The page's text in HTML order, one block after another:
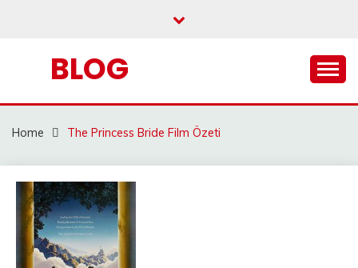
BLOG
Home The Princess Bride Film Özeti